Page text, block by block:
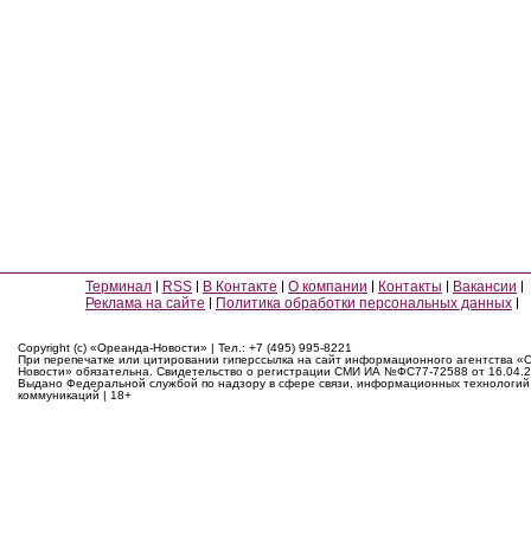
Терминал RSS В Контакте О компании Контакты
Вакансии
Реклама на сайте
Политика обработки персональных данных
Copyright (c) «Ореанда-Новости» | Тел.: +7 (495) 995-8221
При перепечатке или цитировании гиперссылка на сайт информационного агентства
Новости» обязательна. Свидетельство о регистрации СМИ ИА №ФС77-72588 от
Выдано Федеральной службой по надзору в сфере связи, информационных
коммуникаций | 18+